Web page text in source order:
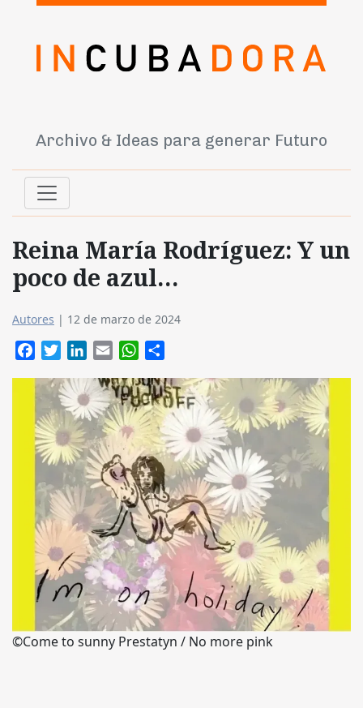
Archivo & Ideas para generar Futuro
Reina María Rodríguez: Y un
poco de azul…
Autores | 12 de marzo de 2024
FacebookTwitterLinkedIn
Email WhatsApp
©Come to sunny Prestatyn / No more pink